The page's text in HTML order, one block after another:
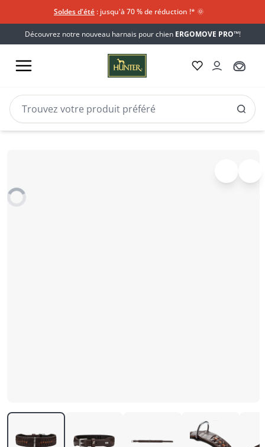
Soldes d'été : jusqu'à 70 % de réduction !*​ 🌞
Découvrez notre nouveau harnais pour chien ERGOMOVE PRO™!